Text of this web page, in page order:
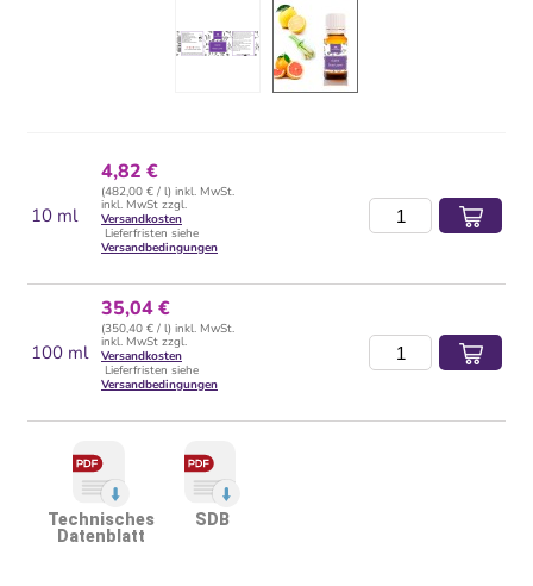
10 ml
4,82 €
(482,00 € / l) inkl. MwSt.
inkl. MwSt zzgl.
Versandkosten
Lieferfristen siehe
Versandbedingungen
100 ml
35,04 €
(350,40 € / l) inkl. MwSt.
inkl. MwSt zzgl.
Versandkosten
Lieferfristen siehe
Versandbedingungen
Technisches
Datenblatt
SDB